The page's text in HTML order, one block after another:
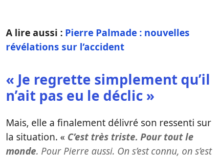
A lire aussi : Pierre Palmade : nouvelles
révélations sur l’accident
« Je regrette simplement qu’il
n’ait pas eu le déclic »
Mais, elle a finalement délivré son ressenti sur
la situation. « C’est très triste. Pour tout le
monde. Pour Pierre aussi. On s’est connu, on s’est